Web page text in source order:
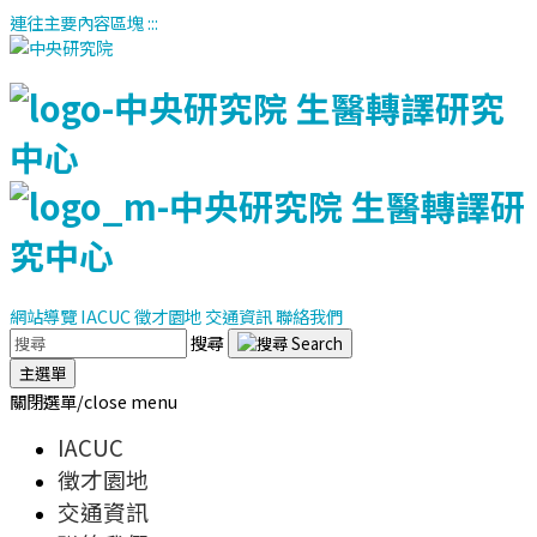
連往主要內容區塊:::
網站導覽IACUC徵才園地交通資訊聯絡我們
搜尋
主選單
關閉選單/close menu
IACUC
徵才園地
交通資訊